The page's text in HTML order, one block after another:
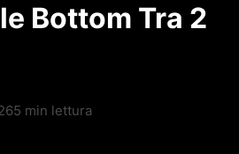
Bottom Tra 2
5 min lettura